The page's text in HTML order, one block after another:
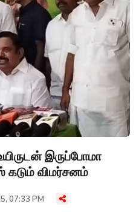
இருப்போமா
கடும் விமர்சனம்
07:33 PM